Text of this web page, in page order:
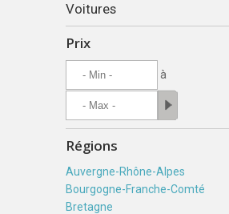
Voitures
Prix
à
Régions
Auvergne-Rhône-Alpes
Bourgogne-Franche-Comté
Bretagne